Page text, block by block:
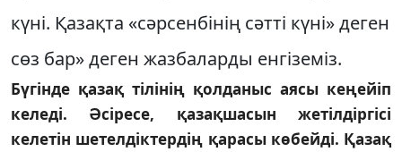
күні. Қазақта «сәрсенбінің сәтті күні» деген
сөз бар» деген жазбаларды енгіземіз.
Бүгінде қазақ тілінің қолданыс аясы кеңейіп
келеді. Әсіресе, қазақшасын жетілдіргісі
келетін шетелдіктердің қарасы көбейді. Қазақ